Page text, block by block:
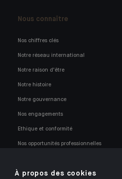
Nous connaître
Nos chiffres clés
Notre réseau international
Notre raison d'être
Notre histoire
Notre gouvernance
Nos engagements
Ethique et conformité
Nos opportunités professionnelles
À propos des cookies